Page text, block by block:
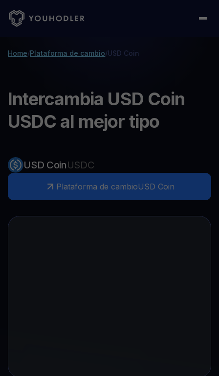
Home/Plataforma de cambio/USD Coin
Intercambia USD Coin
USDC al mejor tipo
USD CoinUSDC
Plataforma de cambioUSD Coin